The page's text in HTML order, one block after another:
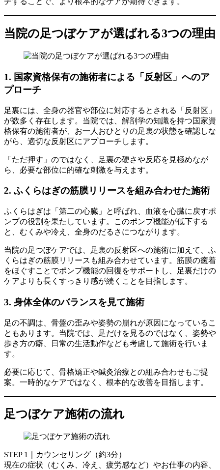
当院の足つぼケアが選ばれる3つの理由
1. 国家資格保有の施術者による「反射区」へのア
プローチ
足裏には、全身の器官や部位に対応するとされる「反射区」
が数多く存在します。当院では、解剖学の知識を持つ国家資
格保有の施術者が、お一人おひとりの足裏の状態を確認しな
がら、適切な反射区にアプローチします。
「ただ押す」のではなく、足裏の硬さや反応を見極めなが
ら、必要な部位に的確な刺激を与えます。
2. ふくらはぎの筋膜リリースを組み合わせた施術
ふくらはぎは「第二の心臓」と呼ばれ、血液を心臓に戻すポ
ンプの役割を果たしています。このポンプ機能が低下する
と、むくみや冷え、全身のだるさにつながります。
当院の足つぼケアでは、足裏の反射区への施術に加えて、ふ
くらはぎの筋膜リリースも組み合わせています。筋膜の癒着
をほぐすことでポンプ機能の回復をサポートし、足裏だけの
ケアよりも長くすっきり感が続くことを目指します。
3. 身体全体のバランスを見て施術
足の不調は、骨盤の歪みや姿勢の崩れが原因になっているこ
ともあります。当院では、足だけを見るのではなく、姿勢や
歩き方の癖、日常の生活動作なども考慮して施術を行いま
す。
必要に応じて、骨格矯正や鍼灸治療との組み合わせもご提
案。一時的なケアではなく、根本的な改善を目指します。
足つぼケア施術の流れ
STEP 1｜カウンセリング（約3分）
現在の症状（むくみ、冷え、疲労感など）やお仕事の内容、